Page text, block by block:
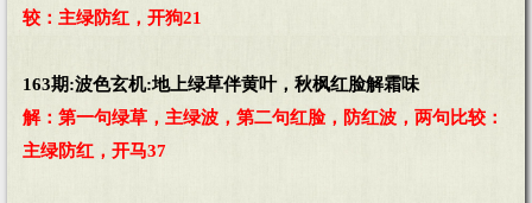
较：主绿防红，开狗21
163期:波色玄机:地上绿草伴黄叶，秋枫红脸解霜味
解：第一句绿草，主绿波，第二句红脸，防红波，两句比较：
主绿防红，开马37